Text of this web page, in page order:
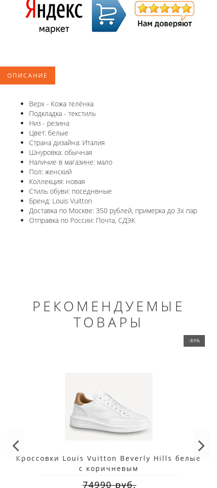
ОПИСАНИЕ
Верх - Кожа телёнка
Подкладка - текстиль
Низ - резина
Цвет: белые
Страна дизайна: Италия
Шнуровка: обычная
Наличие в магазине: мало
Пол: женский
Коллекция: новая
Стиль обуви: поседнвные
Бренд: Louis Vuitton
Доставка по Москве: 350 рублей, примерка до 3х пар
Отправка по России: Почта, СДЭК
РЕКОМЕНДУЕМЫЕ
ТОВАРЫ
-89%
Кроссовки Louis Vuitton Beverly Hills белые
с коричневым
74990 руб.